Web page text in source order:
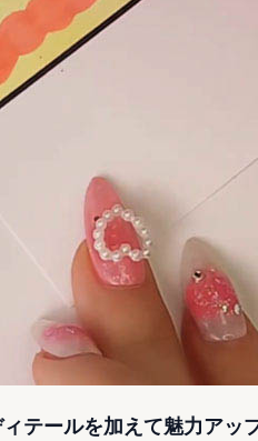
テールを加えて魅力アッ